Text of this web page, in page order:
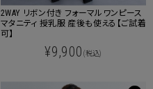
2WAY リボン付き フォーマルワンピース
マタニティ 授乳服 産後も使える【ご試着
可】
¥9,900 (税込)